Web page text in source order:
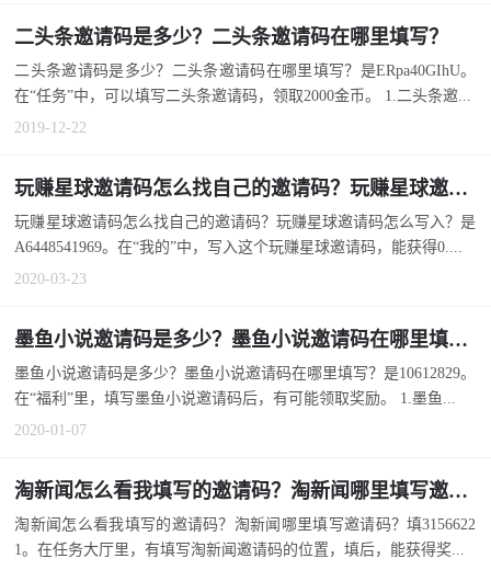
二头条邀请码是多少？二头条邀请码在哪里填写？
二头条邀请码是多少？二头条邀请码在哪里填写？是ERpa40GIhU。
在“任务”中，可以填写二头条邀请码，领取2000金币。 1.二头条邀...
2019-12-22
玩赚星球邀请码怎么找自己的邀请码？玩赚星球邀请码怎么写入？
玩赚星球邀请码怎么找自己的邀请码？玩赚星球邀请码怎么写入？是
A6448541969。在“我的”中，写入这个玩赚星球邀请码，能获得0....
2020-03-23
墨鱼小说邀请码是多少？墨鱼小说邀请码在哪里填写？
墨鱼小说邀请码是多少？墨鱼小说邀请码在哪里填写？是10612829。
在“福利”里，填写墨鱼小说邀请码后，有可能领取奖励。 1.墨鱼...
2020-01-07
淘新闻怎么看我填写的邀请码？淘新闻哪里填写邀请码？
淘新闻怎么看我填写的邀请码？淘新闻哪里填写邀请码？填3156622
1。在任务大厅里，有填写淘新闻邀请码的位置，填后，能获得奖...